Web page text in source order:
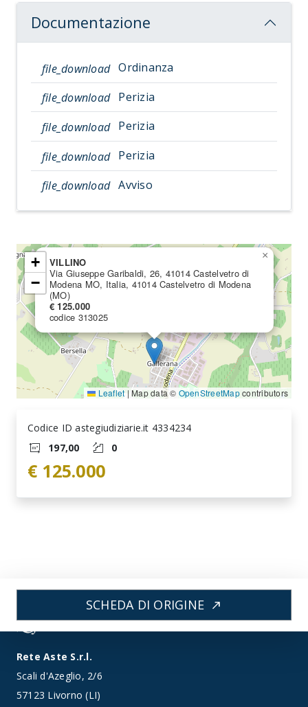
Documentazione
file_download Ordinanza
file_download Perizia
file_download Perizia
file_download Perizia
file_download Avviso
VILLINO
Via Giuseppe Garibaldi, 26, 41014 Castelvetro di
Modena MO, Italia, 41014 Castelvetro di Modena
(MO)
€ 125.000
codice 313025
×
+
−
Leaflet | Map data © OpenStreetMapcontributors
Codice ID astegiudiziarie.it 4334234
197,00
0
€ 125.000
SCHEDA DI ORIGINE north_east
Rete Aste S.r.l.
Scali d'Azeglio, 2/6
57123 Livorno (LI)